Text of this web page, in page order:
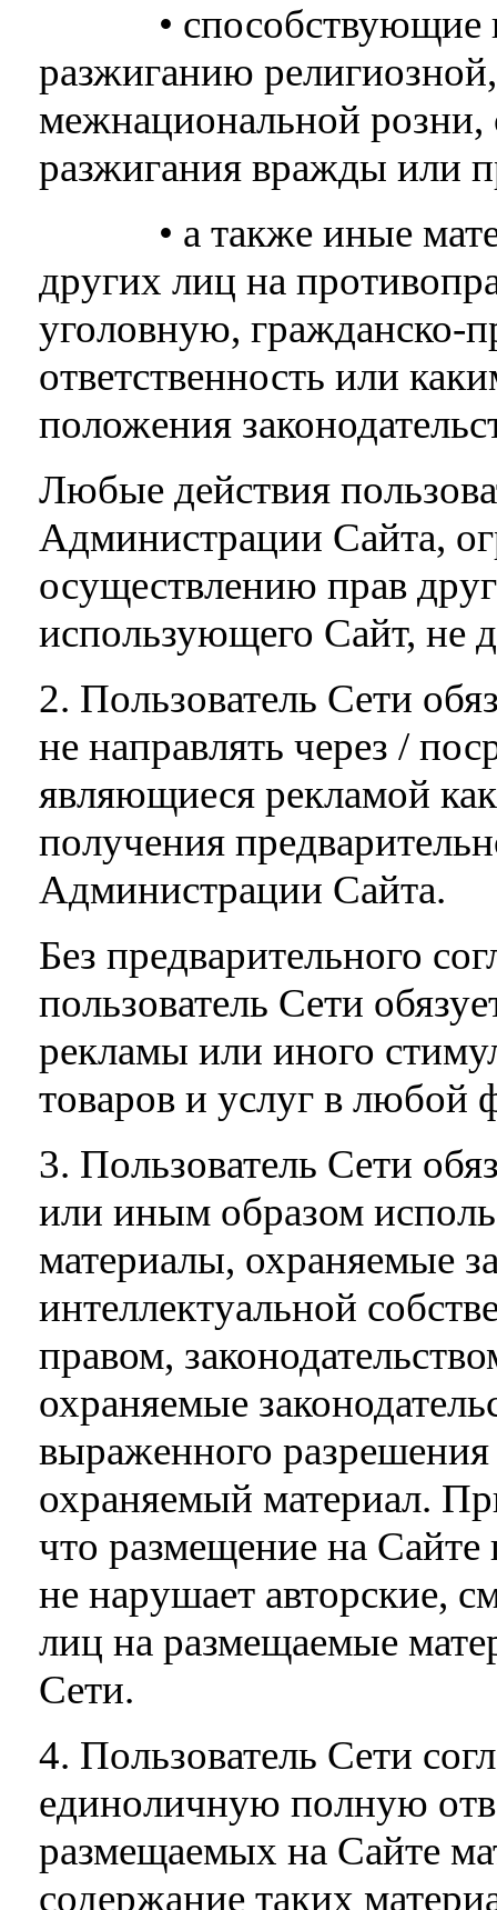
• способствующие
разжиганию
межнациональной
разжигания вражды или
• а также иные
других лиц на
уголовную, гражданско-
ответственность или
положения
Любые действия
Администрации Сайта,
осуществлению прав
использующего Сайт, не
2. Пользователь Сети
не направлять через /
являющиеся рекламой
получения
Администрации Сайта.
Без предварительного
пользователь Сети
рекламы или иного
товаров и услуг в любой
3. Пользователь Сети
или иным образом
материалы, охраняемые
интеллектуальной
правом,
охраняемые
выраженного разрешения
охраняемый материал.
что размещение на Сайте
не нарушает авторские,
лиц на размещаемые
Сети.
4. Пользователь Сети
единоличную полную
размещаемых на Сайте
содержание таких